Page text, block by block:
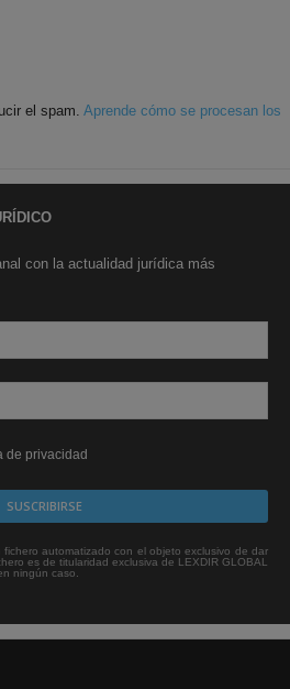
el spam. Aprende cómo se procesan los
con la actualidad jurídica más
de privacidad
automatizado con el objeto exclusivo de dar
es de titularidad exclusiva de LEXDIR GLOBAL
ningún caso.